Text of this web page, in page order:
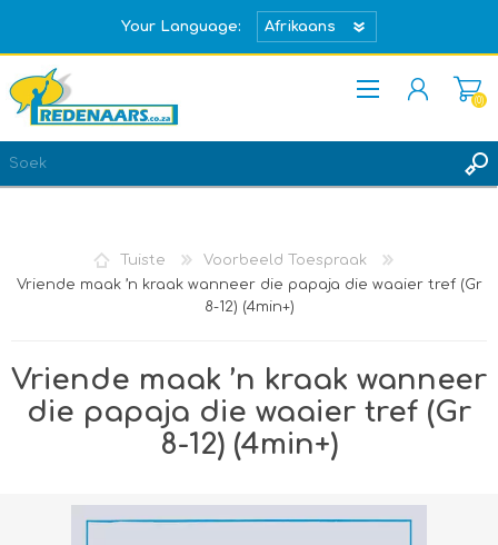
Your Language:
REGISTREER
(0)
Tuiste
Voorbeeld Toespraak
Vriende maak ’n kraak wanneer die papaja die waaier tref (Gr
8-12) (4min+)
Vriende maak ’n kraak wanneer
die papaja die waaier tref (Gr
8-12) (4min+)